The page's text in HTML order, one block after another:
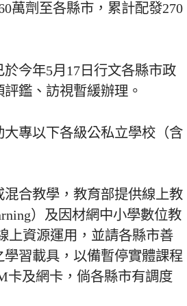
萬劑至各縣市，累計配發270
今年5月17日行文各縣市政
鑑、訪視暫緩辦理。
專以下各級公私立學校（含
合教學，教育部提供線上教
）及因材網中小學數位教
上資源運用，並請各縣市善
習載具，以備暫停實體課程
卡及網卡，倘各縣市有調度